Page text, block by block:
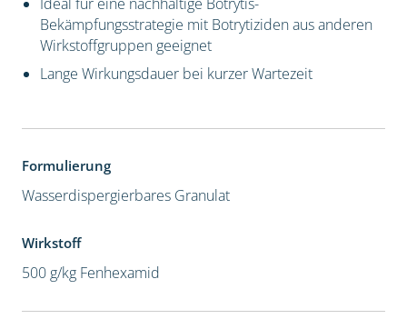
Ideal für eine nachhaltige Botrytis-
Bekämpfungsstrategie mit Botrytiziden aus anderen
Wirkstoffgruppen geeignet
Lange Wirkungsdauer bei kurzer Wartezeit
Formulierung
Wasserdispergierbares Granulat
Wirkstoff
500 g/kg Fenhexamid